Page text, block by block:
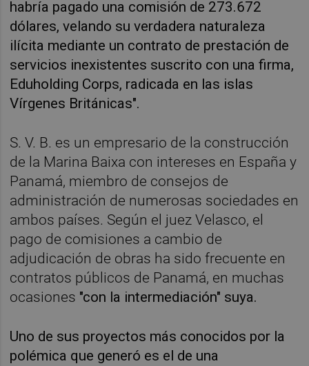
habría pagado una comisión de 273.672
dólares, velando su verdadera naturaleza
ilícita mediante un contrato de prestación de
servicios inexistentes suscrito con una firma,
Eduholding Corps, radicada en las islas
Vírgenes Británicas".
S. V. B. es un empresario de la construcción
de la Marina Baixa con intereses en España y
Panamá, miembro de consejos de
administración de numerosas sociedades en
ambos países. Según el juez Velasco, el
pago de comisiones a cambio de
adjudicación de obras ha sido frecuente en
contratos públicos de Panamá, en muchas
ocasiones "con la intermediación" suya.
Uno de sus proyectos más conocidos por la
polémica que generó es el de una